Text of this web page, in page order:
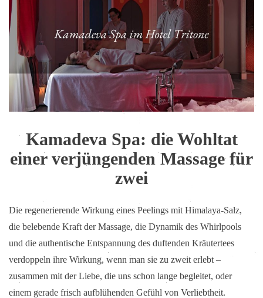
Kamadeva Spa: die Wohltat
einer verjüngenden Massage für
zwei
Die regenerierende Wirkung eines Peelings mit Himalaya-Salz,
die belebende Kraft der Massage, die Dynamik des Whirlpools
und die authentische Entspannung des duftenden Kräutertees
verdoppeln ihre Wirkung, wenn man sie zu zweit erlebt –
zusammen mit der Liebe, die uns schon lange begleitet, oder
einem gerade frisch aufblühenden Gefühl von Verliebtheit.